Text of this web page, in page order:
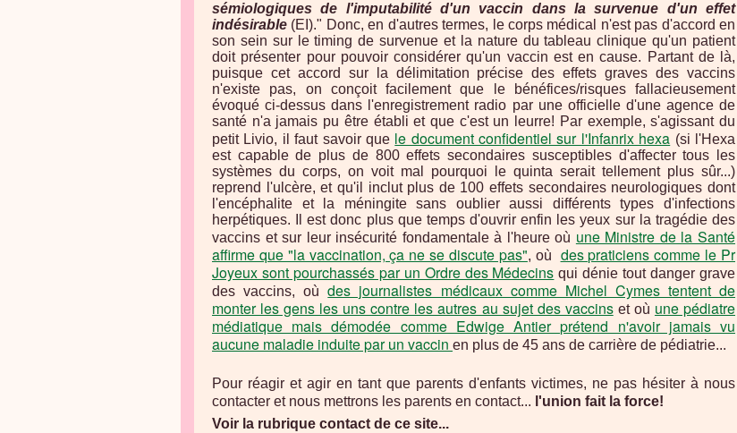
sémiologiques de l'imputabilité d'un vaccin dans la survenue d'un effet
indésirable (EI)." Donc, en d'autres termes, le corps médical n'est pas d'accord en
son sein sur le timing de survenue et la nature du tableau clinique qu'un patient
doit présenter pour pouvoir considérer qu'un vaccin est en cause. Partant de là,
puisque cet accord sur la délimitation précise des effets graves des vaccins
n'existe pas, on conçoit facilement que le bénéfices/risques fallacieusement
évoqué ci-dessus dans l'enregistrement radio par une officielle d'une agence de
santé n'a jamais pu être établi et que c'est un leurre! Par exemple, s'agissant du
petit Livio, il faut savoir que le document confidentiel sur l'Infanrix hexa (si l'Hexa
est capable de plus de 800 effets secondaires susceptibles d'affecter tous les
systèmes du corps, on voit mal pourquoi le quinta serait tellement plus sûr...)
reprend l'ulcère, et qu'il inclut plus de 100 effets secondaires neurologiques dont
l'encéphalite et la méningite sans oublier aussi différents types d'infections
herpétiques. Il est donc plus que temps d'ouvrir enfin les yeux sur la tragédie des
vaccins et sur leur insécurité fondamentale à l'heure où une Ministre de la Santé
affirme que "la vaccination, ça ne se discute pas", où des praticiens comme le Pr
Joyeux sont pourchassés par un Ordre des Médecins qui dénie tout danger grave
des vaccins, oùdes journalistes médicaux comme Michel Cymes tentent de
monter les gens les uns contre les autres au sujet des vaccinset où une pédiatre
médiatique mais démodée comme Edwige Antier prétend n'avoir jamais vu
aucune maladie induite par un vaccin en plus de 45 ans de carrière de pédiatrie...
Pour réagir et agir en tant que parents d'enfants victimes, ne pas hésiter à nous
contacter et nous mettrons les parents en contact... l'union fait la force!
Voir la rubrique contact de ce site...